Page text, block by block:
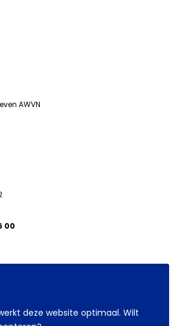
deze website optimaal. Wilt
AWVN
00